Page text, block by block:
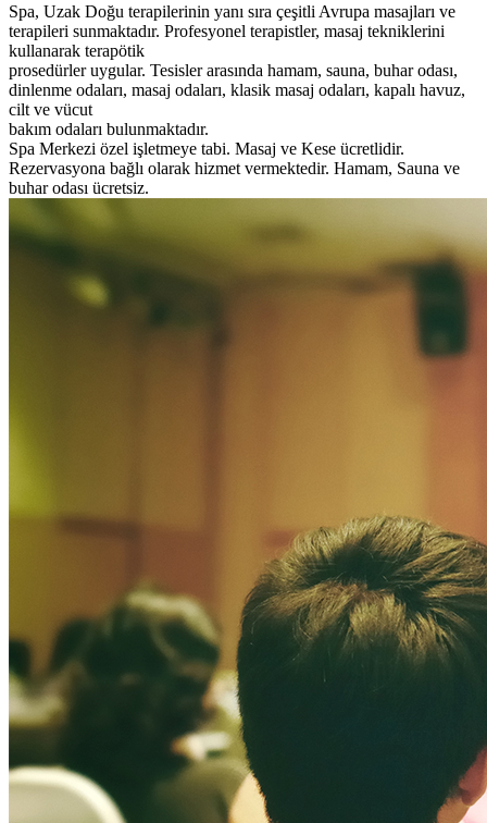
Spa, Uzak Doğu terapilerinin yanı sıra çeşitli Avrupa masajları ve
terapileri sunmaktadır. Profesyonel terapistler, masaj tekniklerini
kullanarak terapötik
prosedürler uygular. Tesisler arasında hamam, sauna, buhar odası,
dinlenme odaları, masaj odaları, klasik masaj odaları, kapalı havuz,
cilt ve vücut
bakım odaları bulunmaktadır.
Spa Merkezi özel işletmeye tabi. Masaj ve Kese ücretlidir.
Rezervasyona bağlı olarak hizmet vermektedir. Hamam, Sauna ve
buhar odası ücretsiz.